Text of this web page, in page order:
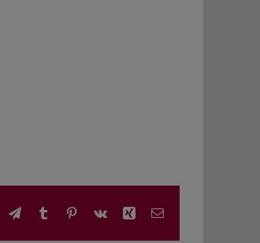
TelegramTumblr Pinterest
Vk Xing E-